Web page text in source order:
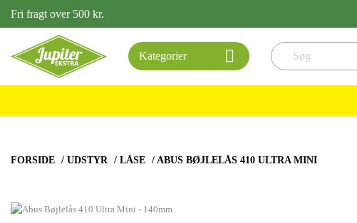
Fri fragt over 500 kr.
Kategorier 
FORSIDE / UDSTYR / LÅSE / ABUS BØJLELÅS 410 ULTRA MINI